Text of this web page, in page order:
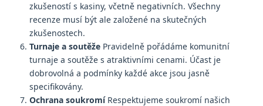
zkušeností s kasiny, včetně negativních. Všechny
recenze musí být ale založené na skutečných
zkušenostech.
Turnaje a soutěžePravidelně pořádáme komunitní
turnaje a soutěže s atraktivními cenami. Účast je
dobrovolná a podmínky každé akce jsou jasně
specifikovány.
Ochrana soukromíRespektujeme soukromí našich